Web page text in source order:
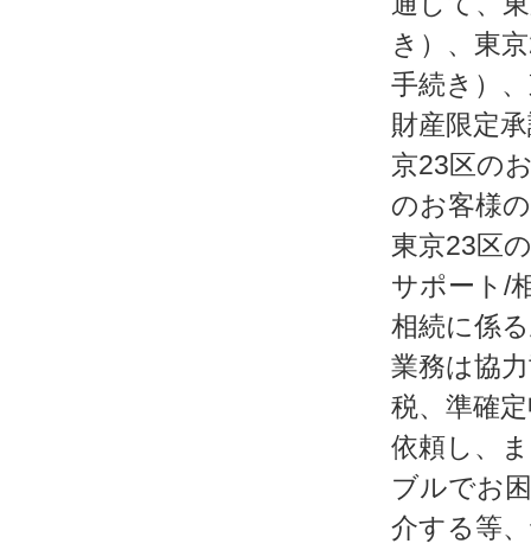
き）、東
手続き）
財産限定
京23区の
のお客様
東京23区
サポート/
相続に係
業務は協
税、準確
依頼し、
ブルでお
介する等